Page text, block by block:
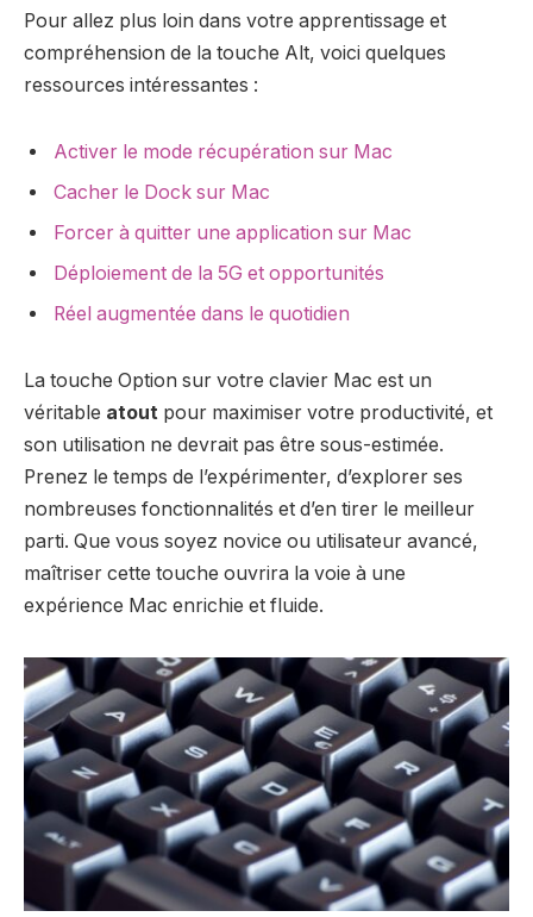
Pour allez plus loin dans votre apprentissage et
compréhension de la touche Alt, voici quelques
ressources intéressantes :
Activer le mode récupération sur Mac
Cacher le Dock sur Mac
Forcer à quitter une application sur Mac
Déploiement de la 5G et opportunités
Réel augmentée dans le quotidien
La touche Option sur votre clavier Mac est un
véritable atout pour maximiser votre productivité, et
son utilisation ne devrait pas être sous-estimée.
Prenez le temps de l’expérimenter, d’explorer ses
nombreuses fonctionnalités et d’en tirer le meilleur
parti. Que vous soyez novice ou utilisateur avancé,
maîtriser cette touche ouvrira la voie à une
expérience Mac enrichie et fluide.